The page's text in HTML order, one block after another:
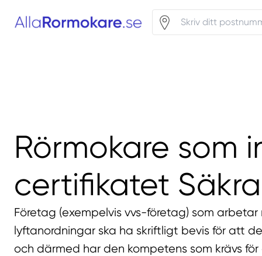
Rörmokare som
certifikatet
Företag (exempelvis vvs-företag) som arbetar
lyftanordningar ska ha skriftligt bevis för att
och därmed har den kompetens som krävs